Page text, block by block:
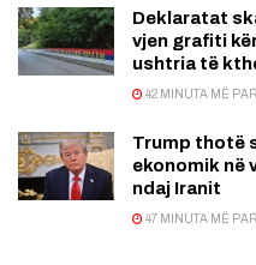
Deklaratat
vjen grafiti
ushtria të
42 MINUTA MË
Trump thotë
ekonomik në
ndaj Iranit
47 MINUTA MË